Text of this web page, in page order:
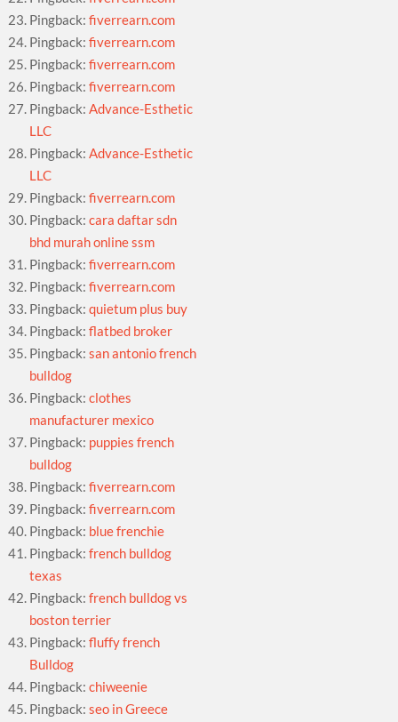
Pingback:fiverrearn.com
Pingback:fiverrearn.com
Pingback:fiverrearn.com
Pingback:fiverrearn.com
Pingback:Advance-Esthetic
LLC
Pingback:Advance-Esthetic
LLC
Pingback:fiverrearn.com
Pingback:cara daftar sdn
bhd murah online ssm
Pingback:fiverrearn.com
Pingback:fiverrearn.com
Pingback:quietum plus buy
Pingback:flatbed broker
Pingback:san antonio french
bulldog
Pingback:clothes
manufacturer mexico
Pingback: puppies french
bulldog
Pingback:fiverrearn.com
Pingback:fiverrearn.com
Pingback: blue frenchie
Pingback:french bulldog
texas
Pingback:french bulldog vs
boston terrier
Pingback:fluffy french
Bulldog
Pingback:chiweenie
Pingback:seo in Greece